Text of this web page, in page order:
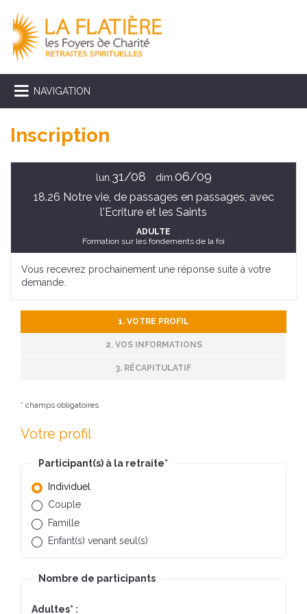
NAVIGATION
Inscription
lun. 31/08 dim. 06/09
18.26 Notre vie, de passages en passages, avec
l'Ecriture et les Saints
ADULTE
Formation sur les fondements de la foi
Vous recevrez prochainement une réponse suite à votre
demande.
1. VOTRE PROFIL
2. VOS INFORMATIONS
3. RÉCAPITULATIF
* champs obligatoires
Votre profil
Participant(s) à la retraite*
Individuel
Couple
Famille
Enfant(s) venant seul(s)
Nombre de participants
Adultes* :